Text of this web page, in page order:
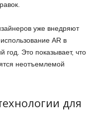
уже внедряют
AR в
год. Это показывает, что
неотъемлемой
для